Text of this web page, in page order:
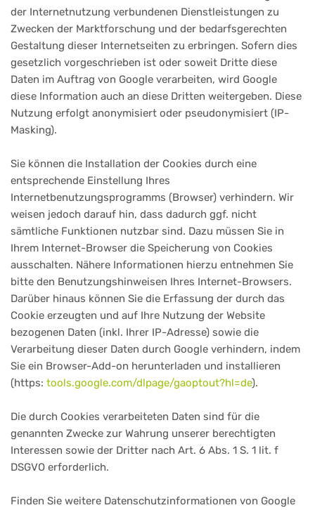
der Internetnutzung verbundenen Dienstleistungen zu
Zwecken der Marktforschung und der bedarfsgerechten
Gestaltung dieser Internetseiten zu erbringen. Sofern dies
gesetzlich vorgeschrieben ist oder soweit Dritte diese
Daten im Auftrag von Google verarbeiten, wird Google
diese Information auch an diese Dritten weitergeben. Diese
Nutzung erfolgt anonymisiert oder pseudonymisiert (IP-
Masking).
Sie können die Installation der Cookies durch eine
entsprechende Einstellung Ihres
Internetbenutzungsprogramms (Browser) verhindern. Wir
weisen jedoch darauf hin, dass dadurch ggf. nicht
sämtliche Funktionen nutzbar sind. Dazu müssen Sie in
Ihrem Internet-Browser die Speicherung von Cookies
ausschalten. Nähere Informationen hierzu entnehmen Sie
bitte den Benutzungshinweisen Ihres Internet-Browsers.
Darüber hinaus können Sie die Erfassung der durch das
Cookie erzeugten und auf Ihre Nutzung der Website
bezogenen Daten (inkl. Ihrer IP-Adresse) sowie die
Verarbeitung dieser Daten durch Google verhindern, indem
Sie ein Browser-Add-on herunterladen und installieren
(https: tools.google.com/dlpage/gaoptout?hl=de).
Die durch Cookies verarbeiteten Daten sind für die
genannten Zwecke zur Wahrung unserer berechtigten
Interessen sowie der Dritter nach Art. 6 Abs. 1 S. 1 lit. f
DSGVO erforderlich.
Finden Sie weitere Datenschutzinformationen von Google